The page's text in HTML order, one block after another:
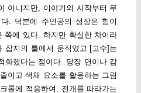
아니지만, 이야기의 시작부터 무
다. 덕분에 주인공의 성장은 힘이
쪽에 있다. 하지만 확실한 차이라
잡지의 틀에서 움직였고 [고수]는
화했다는 점이다. 당장 면이나 감
이고 색채 요소를 활용하는 그림
롤에 적응하여, 전개를 따라가는